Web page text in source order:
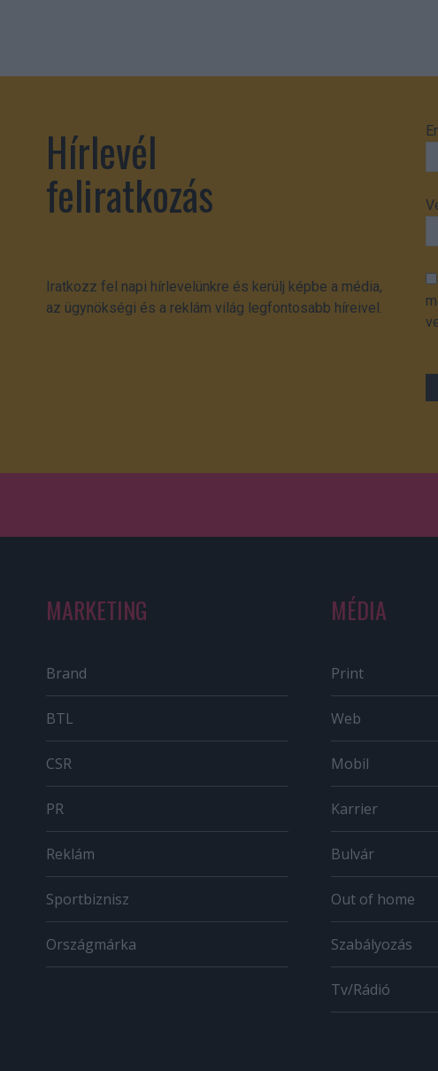
Hírlevél
feliratkozás
Iratkozz fel napi hírlevelünkre és kerülj képbe a média,
az ügynökségi és a reklám világ legfontosabb híreivel.
MARKETING
Brand
BTL
CSR
PR
Reklám
Sportbiznisz
Országmárka
MÉDIA
Print
Web
Mobil
Karrier
Bulvár
Out of home
Szabályozás
Tv/Rádió